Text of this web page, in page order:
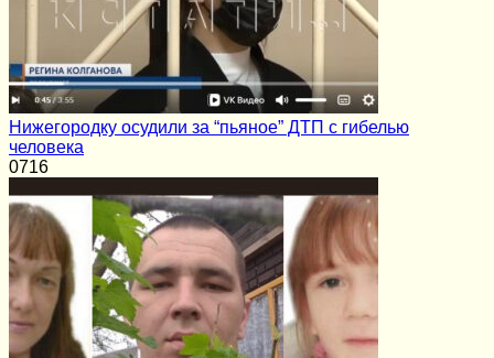
Нижегородку осудили за “пьяное” ДТП с гибелью
человека
0716